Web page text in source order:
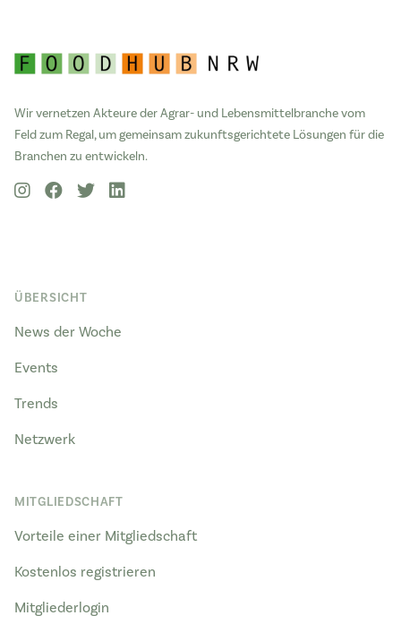
Wir vernetzen Akteure der Agrar- und Lebensmittelbranche vom
Feld zum Regal, um gemeinsam zukunftsgerichtete Lösungen für die
Branchen zu entwickeln.
ÜBERSICHT
News der Woche
Events
Trends
Netzwerk
MITGLIEDSCHAFT
Vorteile einer Mitgliedschaft
Kostenlos registrieren
Mitgliederlogin